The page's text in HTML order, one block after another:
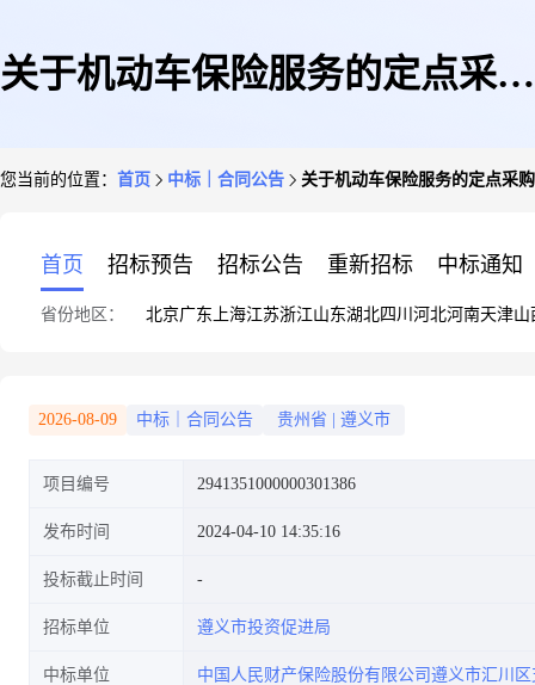
关于机动车保险服务的定点采购
您当前的位置： 首页 中标｜合同公告 关于机动车保险服务的定点采
首页 招标预告 招标公告 重新招标 中标通知
省份地区： 北京广东 上海江苏浙江山东湖北四川 河北河南天津山
2026-08-09 中标｜合同公告 贵州省 遵义市
项目编号 2941351000000301386
发布时间 2024-04-10 14:35:16
投标截止时间
招标单位 遵义市投资促进局
中标单位 中国人民财产保险股份有限公司遵义市汇川